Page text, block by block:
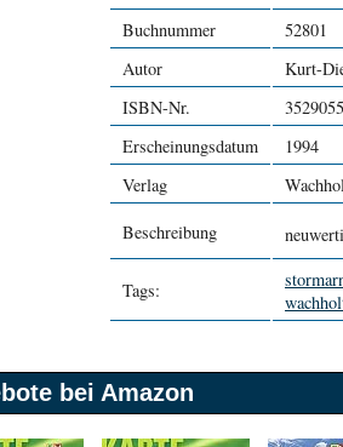
Buchnummer
52801
Autor
Kurt-
ISBN-Nr.
Erscheinungsdatum
1994
Verlag
Beschreibung
Tags:
bei Amazon